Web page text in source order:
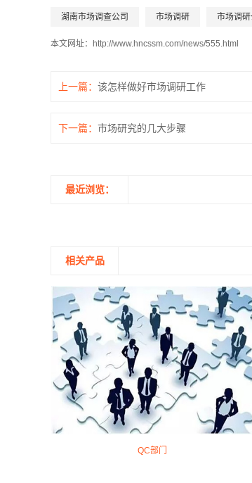
湖南市场调查公司 市场调研 市场调研
本文网址： http://www.hncssm.com/news/555.html
上一篇： 该怎样做好市场调研工作
下一篇： 市场研究的几大步骤
最近浏览：
相关产品
QC部门